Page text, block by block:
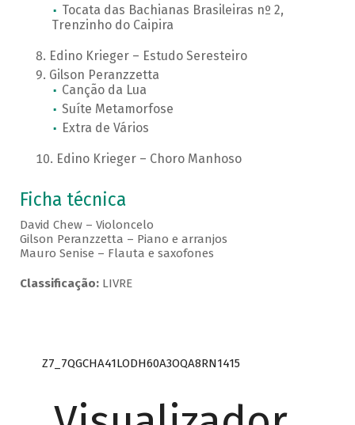
Tocata das Bachianas Brasileiras nº 2,
Trenzinho do Caipira
Edino Krieger – Estudo Seresteiro
Gilson Peranzzetta
Canção da Lua
Suíte Metamorfose
Extra de Vários
Edino Krieger – Choro Manhoso
Ficha técnica
David Chew – Violoncelo
Gilson Peranzzetta – Piano e arranjos
Mauro Senise – Flauta e saxofones
Classificação:LIVRE
Z7_7QGCHA41LODH60A3OQA8RN1415